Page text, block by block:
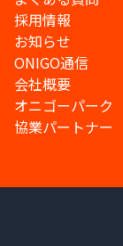
採用情報
お知らせ
ONIGO通信
会社概要
オニゴーパーク
協業パートナー